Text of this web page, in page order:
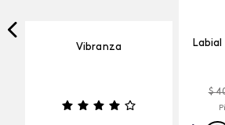
Vibranza Labial
$